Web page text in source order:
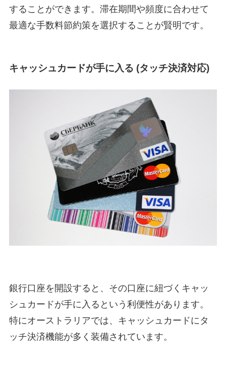
することができます。滞在期間や頻度に合わせて
最適な手数料節約策を選択することが賢明です。
キャッシュカードが手に入る (タッチ決済対応)
銀行口座を開設すると、その口座に紐づくキャッ
シュカードが手に入るという利便性があります。
特にオーストラリアでは、キャッシュカードにタ
ッチ決済機能が多く装備されています。